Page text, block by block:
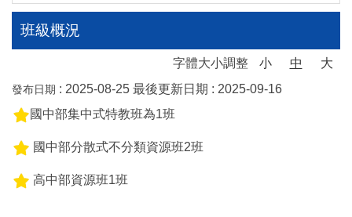
班級概況
字體大小調整 小 中 大
發布日期 : 2025-08-25 最後更新日期 : 2025-09-16
國中部集中式特教班為1班
國中部分散式不分類資源班2班
高中部資源班1班